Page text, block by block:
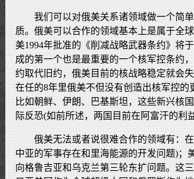
我们可以对俄美关系诸领域做一个简
质。俄美可以合作的领域基本上是属于全
美1994年批准的《削减战略武器条约》将
成的第一个也是最重要的一个核军控条约
约取代旧约，俄美目前的核战略稳定就会
在任的8年里俄美不但没有创造出核军控
比如朝鲜、伊朗、巴基斯坦，这些新兴核
际反恐(如前所述，两国目前在阿富汗的利
俄美无法或者说很难合作的领域有：
中亚的军事存在和里海能源的开发问题)；
向格鲁吉亚和乌克兰第三轮东扩问题。这